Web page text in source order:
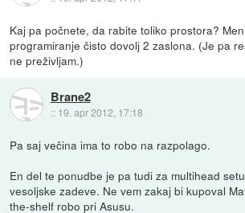
Kaj pa počnete, da rabite toliko prostora?
programiranje čisto dovolj 2 zaslona. (Je pa
ne preživljam.)
Brane2
:: 19. apr 2012, 17:18
Pa saj večina ima to robo na razpolago.
En del te ponudbe je pa tudi za multihead
vesoljske zadeve. Ne vem zakaj bi kupoval
the-shelf robo pri Asusu.